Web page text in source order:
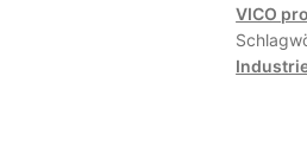
VICO pro